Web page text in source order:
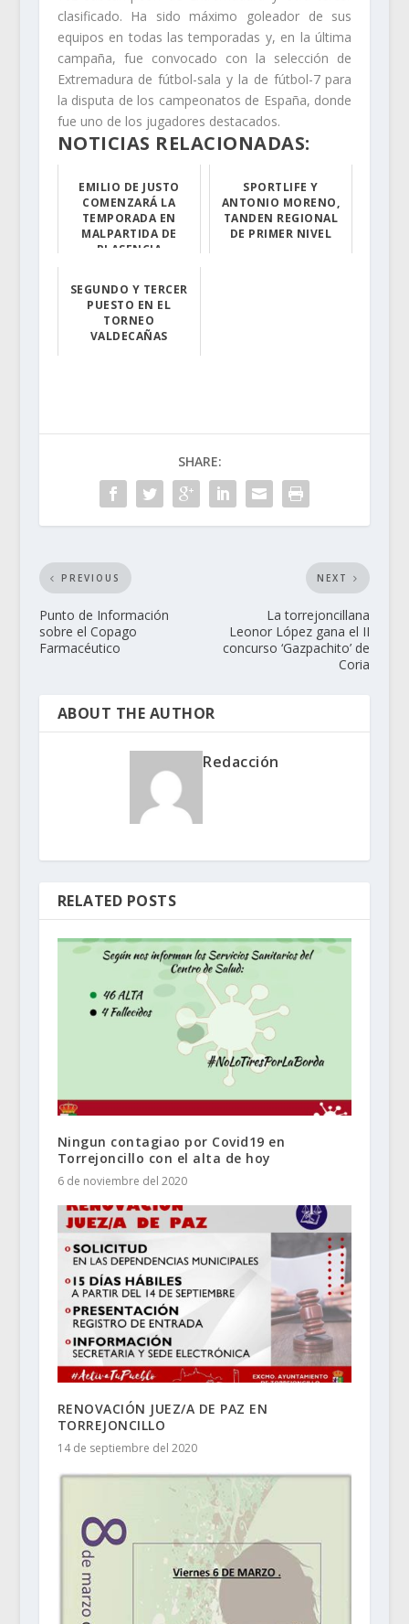
clasificado. Ha sido máximo goleador de sus
equipos en todas las temporadas y, en la última
campaña, fue convocado con la selección de
Extremadura de fútbol-sala y la de fútbol-7 para
la disputa de los campeonatos de España, donde
fue uno de los jugadores destacados.
NOTICIAS RELACIONADAS:
EMILIO DE JUSTO
COMENZARÁ LA
TEMPORADA EN
MALPARTIDA DE
PLASENCIA
SPORTLIFE Y
ANTONIO MORENO,
TANDEN REGIONAL
DE PRIMER NIVEL
SEGUNDO Y TERCER
PUESTO EN EL
TORNEO
VALDECAÑAS
SHARE:
PREVIOUS
Punto de Información
sobre el Copago
Farmacéutico
NEXT
La torrejoncillana
Leonor López gana el II
concurso ‘Gazpachito’ de
Coria
ABOUT THE AUTHOR
Redacción
RELATED POSTS
Ningun contagiao por Covid19 en
Torrejoncillo con el alta de hoy
6 de noviembre del 2020
RENOVACIÓN JUEZ/A DE PAZ EN
TORREJONCILLO
14 de septiembre del 2020